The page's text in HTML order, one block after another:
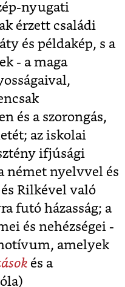
nyugati
érzett családi
és példakép, s a
- a maga
és a szorongás,
az iskolai
ifjúsági
német nyelvvel és
Rilkével való
futó házasság; a
és nehézségei -
amelyek
és a